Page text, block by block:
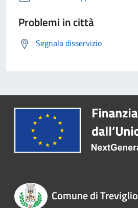
Problemi in città
Segnala disservizio
Comune di Treviglio